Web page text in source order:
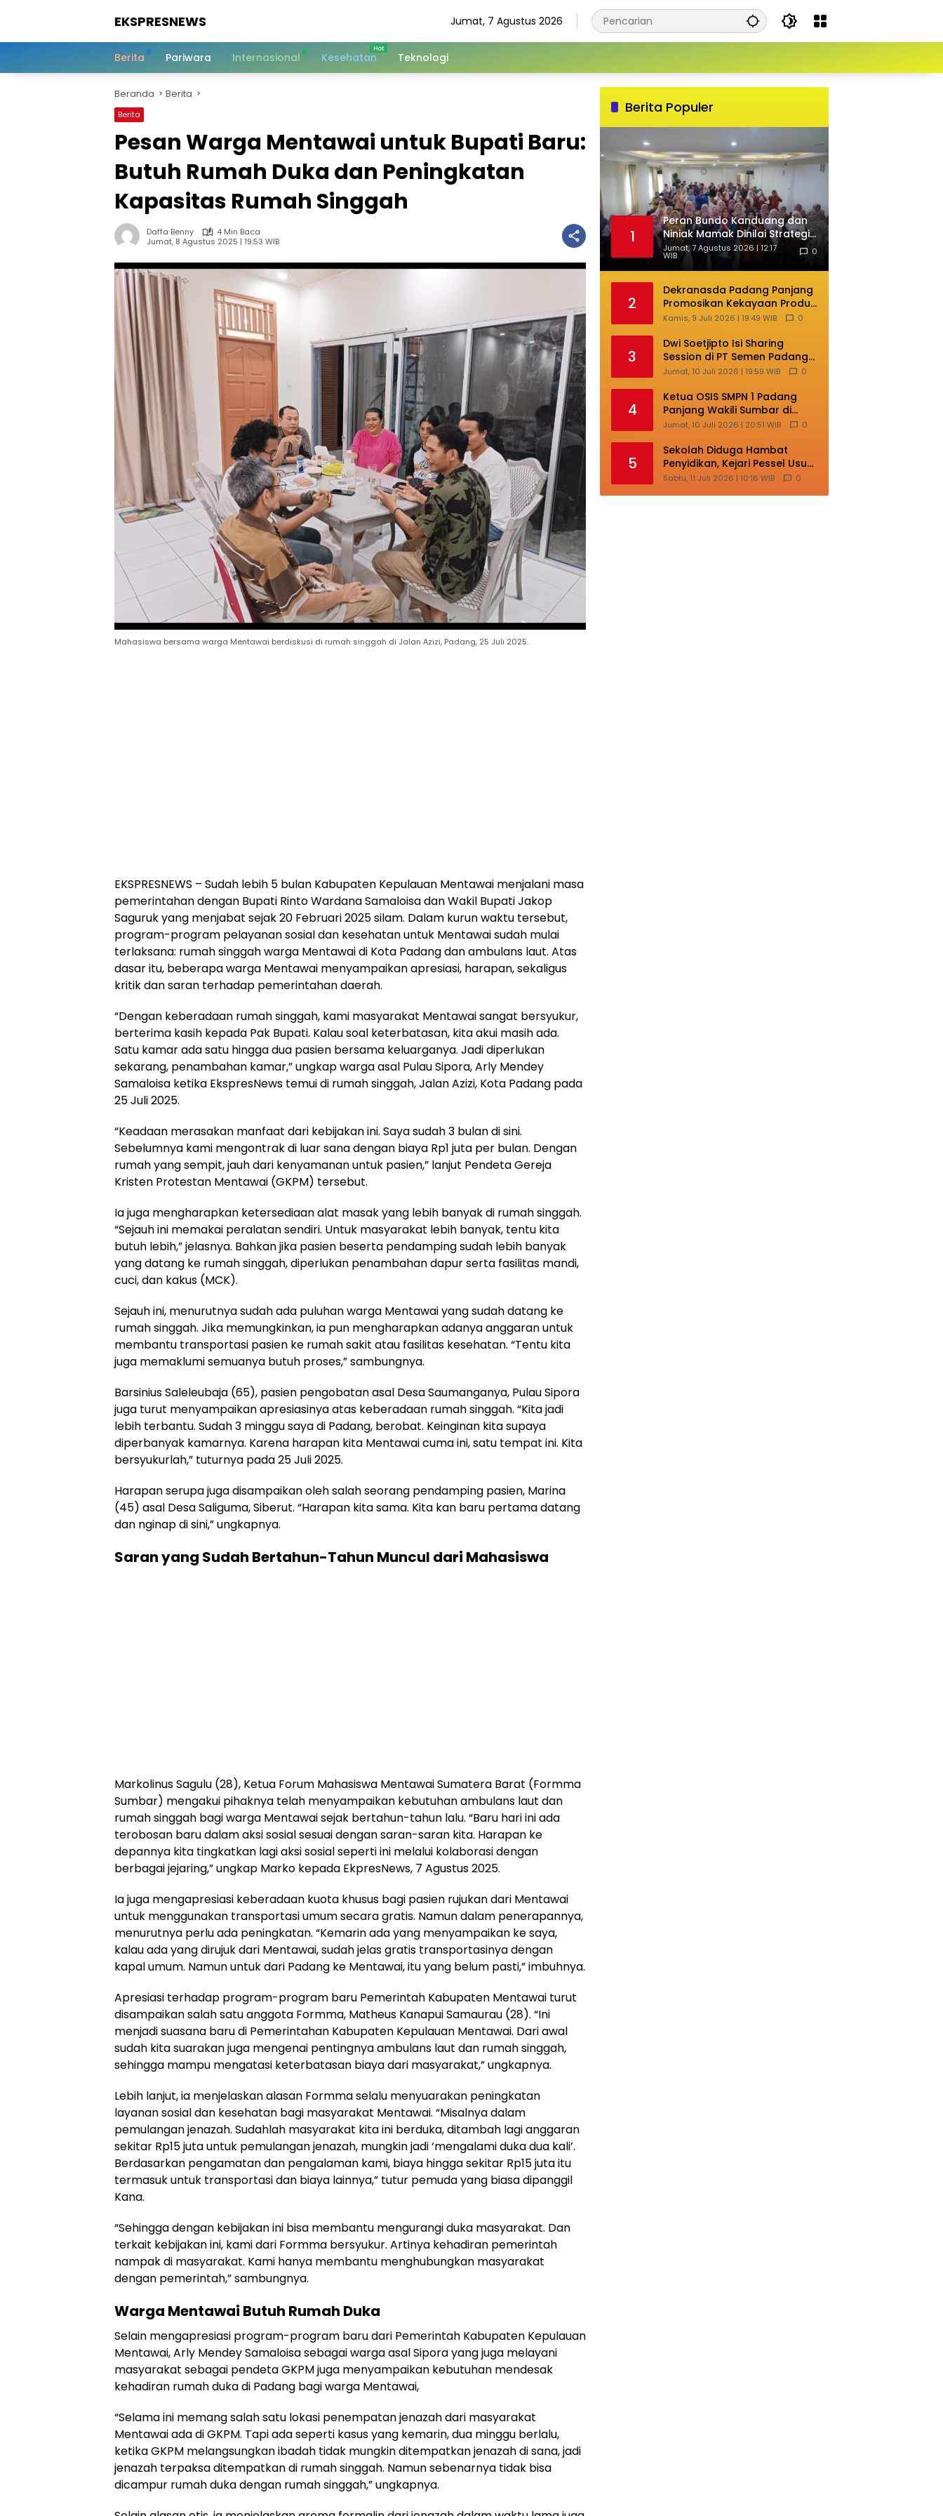
EKSPRESNEWS
Dalam
Jumat, 7 Agustus 2026
Berita Pariwara Internasional Kesehatan Teknologi
Beranda Berita
Berita
Pesan Warga Mentawai untuk Bupati Baru:
Butuh Rumah Duka dan Peningkatan
Kapasitas Rumah Singgah
Daffa Benny
4 Min Baca
Jumat, 8 Agustus 2025 | 19:53 WIB
Mahasiswa bersama warga Mentawai berdiskusi di rumah singgah di Jalan Azizi, Padang, 25 Juli 2025.
EKSPRESNEWS – Sudah lebih 5 bulan Kabupaten Kepulauan Mentawai menjalani masa
pemerintahan dengan Bupati Rinto Wardana Samaloisa dan Wakil Bupati Jakop
Saguruk yang menjabat sejak 20 Februari 2025 silam. Dalam kurun waktu tersebut,
program-program pelayanan sosial dan kesehatan untuk Mentawai sudah mulai
terlaksana: rumah singgah warga Mentawai di Kota Padang dan ambulans laut. Atas
dasar itu, beberapa warga Mentawai menyampaikan apresiasi, harapan, sekaligus
kritik dan saran terhadap pemerintahan daerah.
“Dengan keberadaan rumah singgah, kami masyarakat Mentawai sangat bersyukur,
berterima kasih kepada Pak Bupati. Kalau soal keterbatasan, kita akui masih ada.
Satu kamar ada satu hingga dua pasien bersama keluarganya. Jadi diperlukan
sekarang, penambahan kamar,” ungkap warga asal Pulau Sipora, Arly Mendey
Samaloisa ketika EkspresNews temui di rumah singgah, Jalan Azizi, Kota Padang pada
25 Juli 2025.
“Keadaan merasakan manfaat dari kebijakan ini. Saya sudah 3 bulan di sini.
Sebelumnya kami mengontrak di luar sana dengan biaya Rp1 juta per bulan. Dengan
rumah yang sempit, jauh dari kenyamanan untuk pasien,” lanjut Pendeta Gereja
Kristen Protestan Mentawai (GKPM) tersebut.
Ia juga mengharapkan ketersediaan alat masak yang lebih banyak di rumah singgah.
“Sejauh ini memakai peralatan sendiri. Untuk masyarakat lebih banyak, tentu kita
butuh lebih,” jelasnya. Bahkan jika pasien beserta pendamping sudah lebih banyak
yang datang ke rumah singgah, diperlukan penambahan dapur serta fasilitas mandi,
cuci, dan kakus (MCK).
Sejauh ini, menurutnya sudah ada puluhan warga Mentawai yang sudah datang ke
rumah singgah. Jika memungkinkan, ia pun mengharapkan adanya anggaran untuk
membantu transportasi pasien ke rumah sakit atau fasilitas kesehatan. “Tentu kita
juga memaklumi semuanya butuh proses,” sambungnya.
Barsinius Saleleubaja (65), pasien pengobatan asal Desa Saumanganya, Pulau Sipora
juga turut menyampaikan apresiasinya atas keberadaan rumah singgah. “Kita jadi
lebih terbantu. Sudah 3 minggu saya di Padang, berobat. Keinginan kita supaya
diperbanyak kamarnya. Karena harapan kita Mentawai cuma ini, satu tempat ini. Kita
bersyukurlah,” tuturnya pada 25 Juli 2025.
Harapan serupa juga disampaikan oleh salah seorang pendamping pasien, Marina
(45) asal Desa Saliguma, Siberut. “Harapan kita sama. Kita kan baru pertama datang
dan nginap di sini,” ungkapnya.
Saran yang Sudah Bertahun-Tahun Muncul dari Mahasiswa
Markolinus Sagulu (28), Ketua Forum Mahasiswa Mentawai Sumatera Barat (Formma
Sumbar) mengakui pihaknya telah menyampaikan kebutuhan ambulans laut dan
rumah singgah bagi warga Mentawai sejak bertahun-tahun lalu. “Baru hari ini ada
terobosan baru dalam aksi sosial sesuai dengan saran-saran kita. Harapan ke
depannya kita tingkatkan lagi aksi sosial seperti ini melalui kolaborasi dengan
berbagai jejaring,” ungkap Marko kepada EkpresNews, 7 Agustus 2025.
Ia juga mengapresiasi keberadaan kuota khusus bagi pasien rujukan dari Mentawai
untuk menggunakan transportasi umum secara gratis. Namun dalam penerapannya,
menurutnya perlu ada peningkatan. “Kemarin ada yang menyampaikan ke saya,
kalau ada yang dirujuk dari Mentawai, sudah jelas gratis transportasinya dengan
kapal umum. Namun untuk dari Padang ke Mentawai, itu yang belum pasti,” imbuhnya.
Apresiasi terhadap program-program baru Pemerintah Kabupaten Mentawai turut
disampaikan salah satu anggota Formma, Matheus Kanapui Samaurau (28). “Ini
menjadi suasana baru di Pemerintahan Kabupaten Kepulauan Mentawai. Dari awal
sudah kita suarakan juga mengenai pentingnya ambulans laut dan rumah singgah,
sehingga mampu mengatasi keterbatasan biaya dari masyarakat,” ungkapnya.
Lebih lanjut, ia menjelaskan alasan Formma selalu menyuarakan peningkatan
layanan sosial dan kesehatan bagi masyarakat Mentawai. “Misalnya dalam
pemulangan jenazah. Sudahlah masyarakat kita ini berduka, ditambah lagi anggaran
sekitar Rp15 juta untuk pemulangan jenazah, mungkin jadi ‘mengalami duka dua kali’.
Berdasarkan pengamatan dan pengalaman kami, biaya hingga sekitar Rp15 juta itu
termasuk untuk transportasi dan biaya lainnya,” tutur pemuda yang biasa dipanggil
Kana.
“Sehingga dengan kebijakan ini bisa membantu mengurangi duka masyarakat. Dan
terkait kebijakan ini, kami dari Formma bersyukur. Artinya kehadiran pemerintah
nampak di masyarakat. Kami hanya membantu menghubungkan masyarakat
dengan pemerintah,” sambungnya.
Warga Mentawai Butuh Rumah Duka
Selain mengapresiasi program-program baru dari Pemerintah Kabupaten Kepulauan
Mentawai, Arly Mendey Samaloisa sebagai warga asal Sipora yang juga melayani
masyarakat sebagai pendeta GKPM juga menyampaikan kebutuhan mendesak
kehadiran rumah duka di Padang bagi warga Mentawai,
“Selama ini memang salah satu lokasi penempatan jenazah dari masyarakat
Mentawai ada di GKPM. Tapi ada seperti kasus yang kemarin, dua minggu berlalu,
ketika GKPM melangsungkan ibadah tidak mungkin ditempatkan jenazah di sana, jadi
jenazah terpaksa ditempatkan di rumah singgah. Namun sebenarnya tidak bisa
dicampur rumah duka dengan rumah singgah,” ungkapnya.
Berita Populer
1
Peran Bundo Kanduang dan
Niniak Mamak Dinilai Strategis
Cegah Perkawinan Usia Anak
Jumat, 7 Agustus 2026 | 12:17
WIB 0
2
Dekranasda Padang Panjang
Promosikan Kekayaan Produk
Lokal di Ajang Nasional
Kamis, 9 Juli 2026 | 19:49 WIB 0
3
Dwi Soetjipto Isi Sharing
Session di PT Semen Padang;
Perusahaan Dituntut Lakukan
Jumat, 10 Juli 2026 | 19:59 WIB 0
4
Ketua OSIS SMPN 1 Padang
Panjang Wakili Sumbar di
Ajang Nasional Bintang Sobat
Jumat, 10 Juli 2026 | 20:51 WIB 0
5
Sekolah Diduga Hambat
Penyidikan, Kejari Pessel Usut
Dugaan Pungli SMAN 3 Painan
Sabtu, 11 Juli 2026 | 10:16 WIB 0